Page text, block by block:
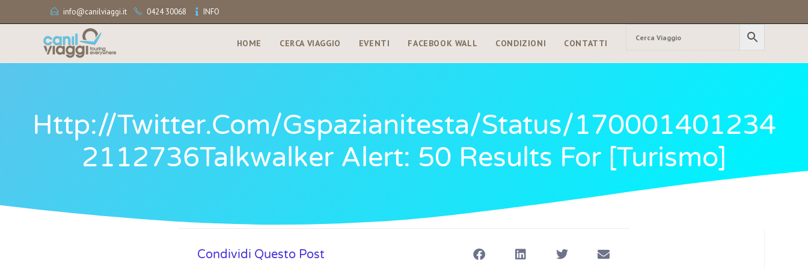
info@canilviaggi.it 0424 30068 INFO
HOME CERCA VIAGGIO EVENTI FACEBOOK WALL CONDIZIONI CONTATTI
Http://twitter.com/gspazianitesta/status/170001401234
2112736Talkwalker Alert: 50 Results For [turismo]
Condividi Questo Post